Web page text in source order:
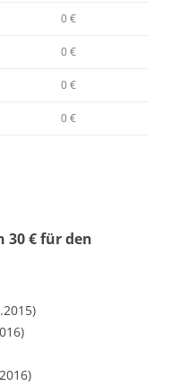
0 €
0 €
0 €
0 €
30 € für den